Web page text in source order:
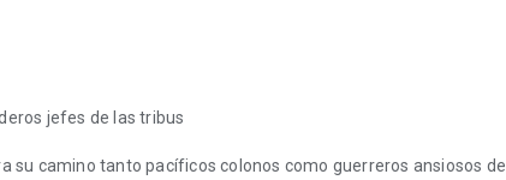
jefes de las tribus
su camino tanto pacíficos colonos como guerreros ansiosos de